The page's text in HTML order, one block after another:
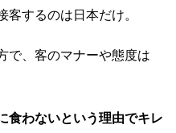
客するのは日本だけ。
で、客のマナーや態度は
食わないという理由でキレ